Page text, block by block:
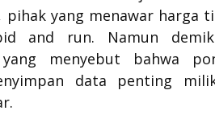
pihak yang menawar harga
and run. Namun
menyebut bahwa
data penting